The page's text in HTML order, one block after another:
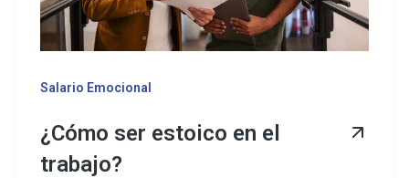
Salario Emocional
¿Cómo ser estoico en el
trabajo?